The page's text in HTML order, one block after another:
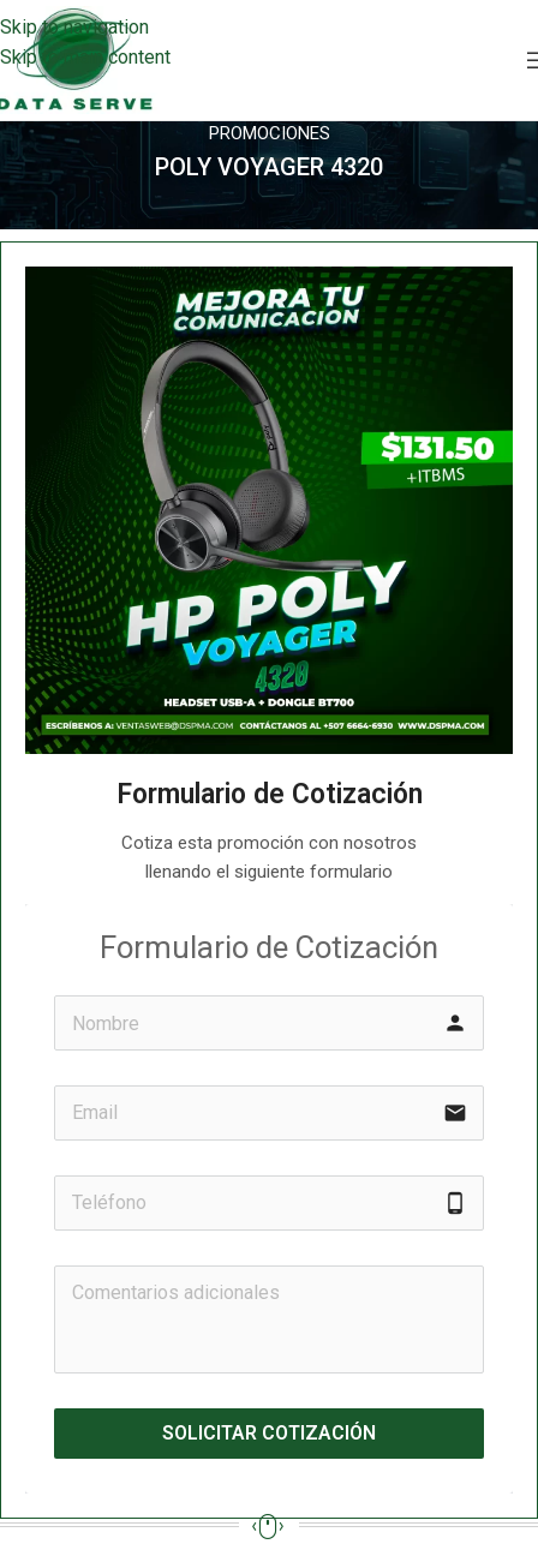
Skip to navigation
Skip to main content
PROMOCIONES
POLY VOYAGER 4320
Formulario de Cotización
Cotiza esta promoción con nosotros
llenando el siguiente formulario
Formulario de Cotización
person
email
phone_android
SOLICITAR COTIZACIÓN